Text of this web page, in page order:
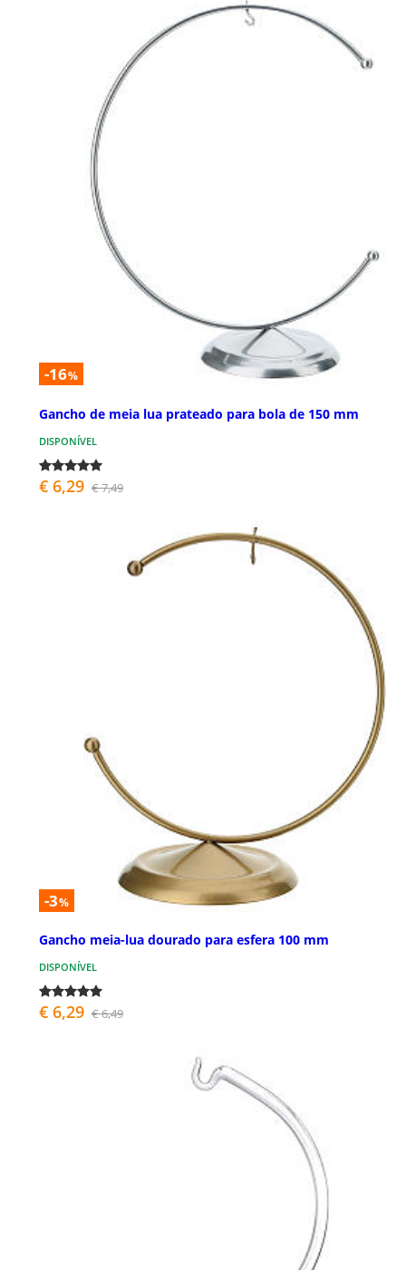
-16%
Gancho de meia lua prateado para bola de 150 mm
DISPONÍVEL
€ 6,29 € 7,49
-3%
Gancho meia-lua dourado para esfera 100 mm
DISPONÍVEL
€ 6,29 € 6,49